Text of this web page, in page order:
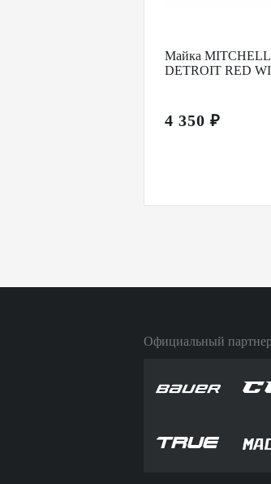
Майка MITCHELL
DETROIT RED
4 350 ₽
Официальный